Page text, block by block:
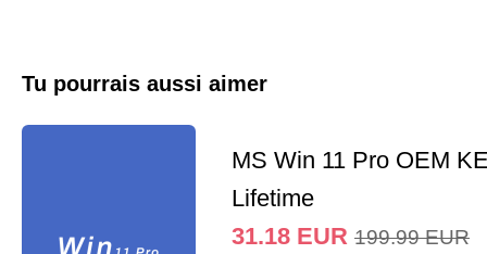
Tu pourrais aussi aimer
MS Win 11 Pro OEM
Lifetime
31.18 EUR 199.99 EUR